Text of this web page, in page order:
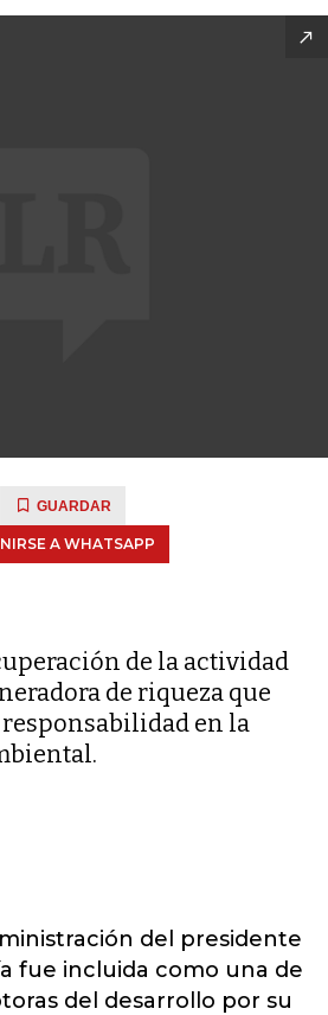
GUARDAR
A WHATSAPP
de la actividad
de riqueza que
en la
del presidente
fue incluida como una de
del desarrollo por su